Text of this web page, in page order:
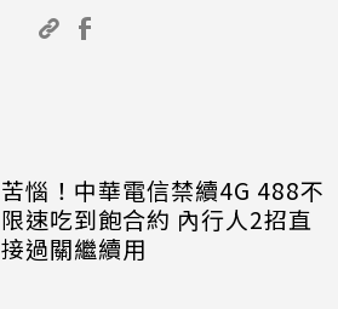
苦惱！中華電信禁續4G 488不
限速吃到飽合約 內行人2招直
接過關繼續用